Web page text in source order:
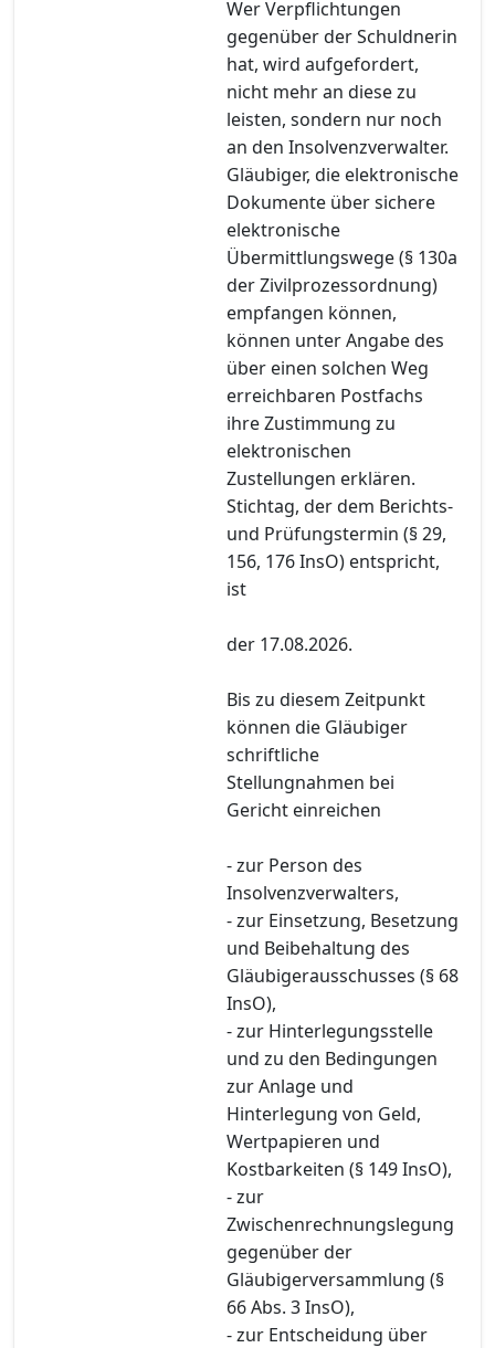
Wer Verpflichtungen
gegenüber der Schuldnerin
hat, wird aufgefordert,
nicht mehr an diese zu
leisten, sondern nur noch
an den Insolvenzverwalter.
Gläubiger, die elektronische
Dokumente über sichere
elektronische
Übermittlungswege (§ 130a
der Zivilprozessordnung)
empfangen können,
können unter Angabe des
über einen solchen Weg
erreichbaren Postfachs
ihre Zustimmung zu
elektronischen
Zustellungen erklären.
Stichtag, der dem Berichts-
und Prüfungstermin (§ 29,
156, 176 InsO) entspricht,
ist
der 17.08.2026.
Bis zu diesem Zeitpunkt
können die Gläubiger
schriftliche
Stellungnahmen bei
Gericht einreichen
- zur Person des
Insolvenzverwalters,
- zur Einsetzung, Besetzung
und Beibehaltung des
Gläubigerausschusses (§ 68
InsO),
- zur Hinterlegungsstelle
und zu den Bedingungen
zur Anlage und
Hinterlegung von Geld,
Wertpapieren und
Kostbarkeiten (§ 149 InsO),
- zur
Zwischenrechnungslegung
gegenüber der
Gläubigerversammlung (§
66 Abs. 3 InsO),
- zur Entscheidung über